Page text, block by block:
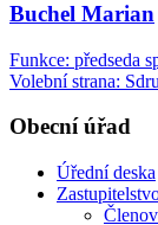
Buchel Marian
Funkce: předseda
Volební strana:
Obecní úřad
Úřední deska